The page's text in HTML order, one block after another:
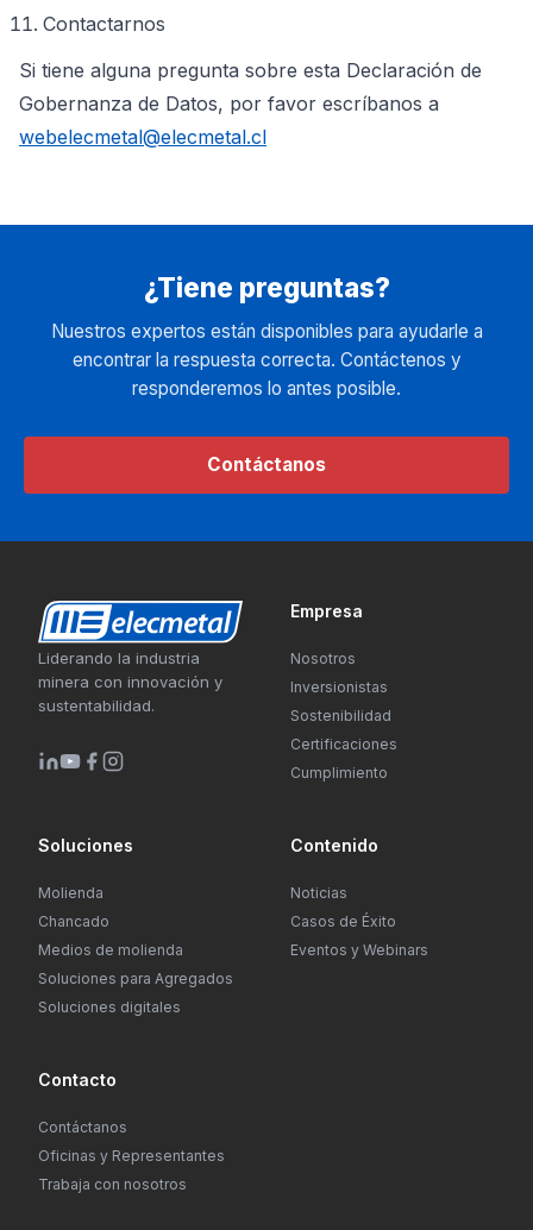
Contactarnos
Si tiene alguna pregunta sobre esta Declaración de
Gobernanza de Datos, por favor escríbanos a
webelecmetal@elecmetal.cl
¿Tiene preguntas?
Nuestros expertos están disponibles para ayudarle a
encontrar la respuesta correcta. Contáctenos y
responderemos lo antes posible.
Contáctanos
Liderando la industria
minera con innovación y
sustentabilidad.
Empresa
Nosotros
Inversionistas
Sostenibilidad
Certificaciones
Cumplimiento
Soluciones
Molienda
Chancado
Medios de molienda
Soluciones para Agregados
Soluciones digitales
Contenido
Noticias
Casos de Éxito
Eventos y Webinars
Contacto
Contáctanos
Oficinas y Representantes
Trabaja con nosotros